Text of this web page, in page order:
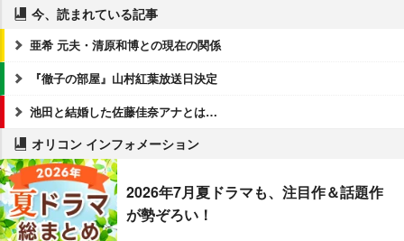
今、読まれている記事
亜希 元夫・清原和博との現在の関係
『徹子の部屋』山村紅葉放送日決定
池田と結婚した佐藤佳奈アナとは…
オリコン インフォメーション
2026年7月夏ドラマも、注目作＆話題作
が勢ぞろい！